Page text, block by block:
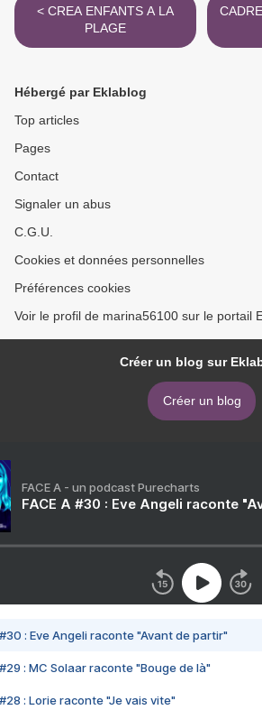
< CREA ENFANTS A LA
PLAGE
Hébergé par Eklablog
Top articles
Pages
Contact
Signaler un abus
C.G.U.
Cookies et données personnelles
Préférences cookies
Voir le profil de marina56100 sur le portail
Créer un blog sur
Créer un blog
FACE A - un podcast Purecharts
FACE A #30 : Eve Angeli raconte
#30 : Eve Angeli raconte "Avant de partir"
#29 : MC Solaar raconte "Bouge de là"
#28 : Lorie raconte "Je vais vite"